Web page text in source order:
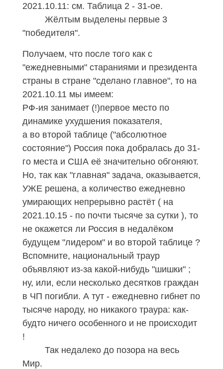
2021.10.11: см. Таблица 2 - 31-ое.
Жёлтым выделены первые 3
"победителя".
Получаем, что после того как с
"ежедневными" стараниями и президента
страны в стране "сделано главное", то на
2021.10.11 мы имеем:
РФ-ия занимает (!)первое место по
динамике ухудшения показателя,
а во второй таблице ("абсолютное
состояние") Россия пока добралась до 31-
го места и США её значительно обгоняют.
Но, так как "главная" задача, оказывается,
УЖЕ решена, а количество ежедневно
умирающих непрерывно растёт ( на
2021.10.15 - по почти тысяче за сутки ), то
не окажется ли Россия в недалёком
будущем "лидером" и во второй таблице ?
Вспомните, национальный траур
объявляют из-за какой-нибудь "шишки" ;
ну, или, если несколько десятков граждан
в ЧП погибли. А тут - ежедневно гибнет по
тысяче народу, но никакого траура: как-
будто ничего особенного и не происходит
!
Так недалеко до позора на весь
Мир.